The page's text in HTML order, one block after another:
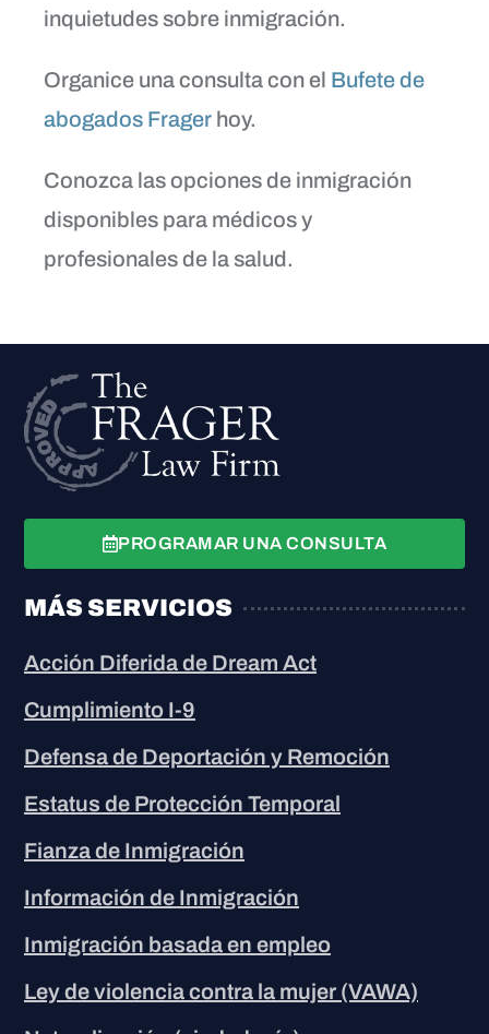
PROGRAMAR UNA CONSULTA
MÁS SERVICIOS
Acción Diferida de Dream Act
Cumplimiento I-9
Defensa de Deportación y Remoción
Estatus de Protección Temporal
Fianza de Inmigración
Información de Inmigración
Inmigración basada en empleo
Ley de violencia contra la mujer (VAWA)
inquietudes sobre inmigración.
Organice una consulta con el Bufete de
abogados Frager hoy.
Conozca las opciones de inmigración
disponibles para médicos y
profesionales de la salud.